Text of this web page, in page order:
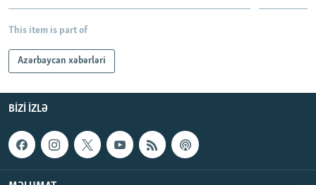
XƏBƏR BÜLLETENLƏRIMIZ
This item is part of
Azərbaycan xəbərləri
BIZI IZLƏ